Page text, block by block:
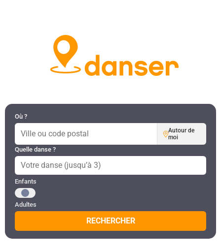
Où ?
Autour de
moi
Quelle danse ?
Public recherché
Enfants
Adultes
RECHERCHER